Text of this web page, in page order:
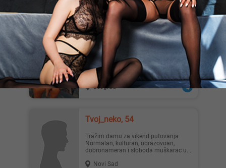
Beograd
Maxellbg, 39
trazim par ili damu na duze staze za
uzivanje....par gde bi oba muskarca
punili damu, dupla penet...
Beograd
Tvoj_neko, 54
Tražim damu za vikend putovanja
Normalan, kulturan, obrazovoan,
dobronameran i sloboda muškarac u...
Novi Sad